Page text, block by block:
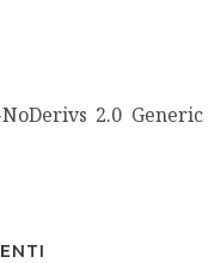
2.0 Generic